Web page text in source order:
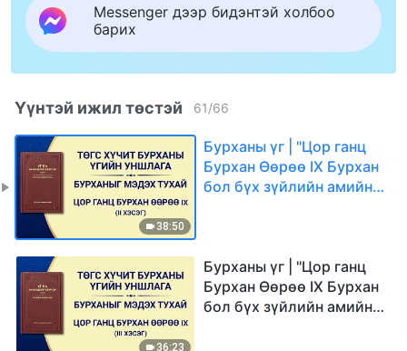
Messenger дээр бидэнтэй холбоо
барих
Үүнтэй ижил төстэй 61/66
38:50
Бурханы үг | "Цор ганц
Бурхан Өөрөө IX Бурхан
бол бүх зүйлийн амийн
36:23
Бурханы үг | "Цор ганц
Бурхан Өөрөө IX Бурхан
бол бүх зүйлийн амийн